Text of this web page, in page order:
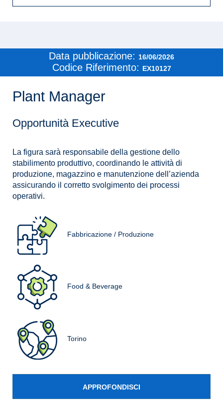
Data pubblicazione: 16/06/2026
Codice Riferimento: EX10127
Plant Manager
Opportunità Executive
La figura sarà responsabile della gestione dello
stabilimento produttivo, coordinando le attività di
produzione, magazzino e manutenzione dell’azienda
assicurando il corretto svolgimento dei processi
operativi.
Fabbricazione / Produzione
Food & Beverage
Torino
APPROFONDISCI